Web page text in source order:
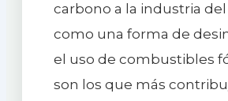
carbono a la industria
como una forma de
el uso de combustibles
son los que más